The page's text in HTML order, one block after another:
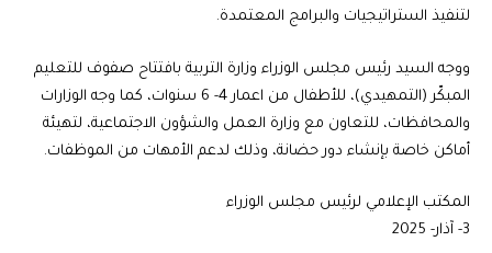
لتنفيذ الستراتيجيات والبرامج المعتمدة.
ووجه السيد رئيس مجلس الوزراء وزارة التربية بافتتاح صفوف للتعليم
المبكّر (التمهيدي)، للأطفال من اعمار 4- 6 سنوات، كما وجه الوزارات
والمحافظات، للتعاون مع وزارة العمل والشؤون الاجتماعية، لتهيئة
أماكن خاصة بإنشاء دور حضانة، وذلك لدعم الأمهات من الموظفات.
المكتب الإعلامي لرئيس مجلس الوزراء
3- آذار- 2025